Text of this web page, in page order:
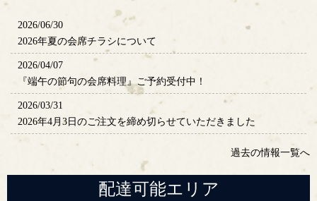
2026/06/30
2026年夏の会席チラシについて
2026/04/07
『端午の節句の会席料理』ご予約受付中！
2026/03/31
2026年4月3日のご注文を締め切らせていただきました
過去の情報一覧へ
配達可能エリア